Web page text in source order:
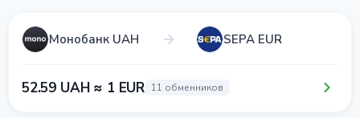
Монобанк UAH SEPA EUR
52.59 UAH ≈ 1 EUR 11 обменников